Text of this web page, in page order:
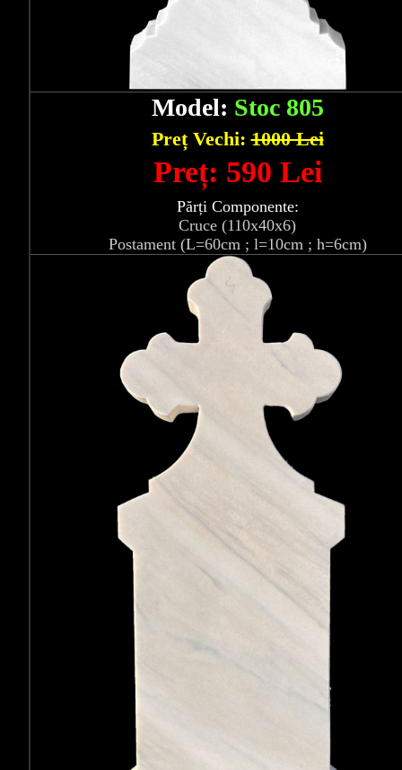
Model: Stoc 805
Preț Vechi:1000 Lei
Preț: 590 Lei
Părți Componente:
Cruce (110x40x6)
Postament (L=60cm ; l=10cm ; h=6cm)